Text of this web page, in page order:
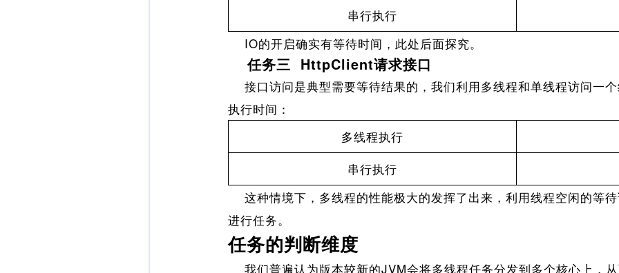
串行执行
IO的开启确实有等待时间，此处后面探究。
任务三 HttpClient请求接口
接口访问是典型需要等待结果的，我们利用多线程和单线程访问一个
执行时间：
多线程执行
串行执行
这种情境下，多线程的性能极大的发挥了出来，利用线程空闲的等
进行任务。
任务的判断维度
我们普遍认为版本较新的JVM会将多线程任务分发到多个核心上，